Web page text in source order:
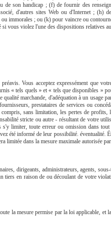
de son handicap ; (f) de fournir des
d'autres sites Web ou d'Internet ; (h)
immorales ; ou (k) pour vaincre ou
vous violez l'une des dispositions relatives
Vous acceptez expressément que
« tels quels » et « tels que disponibles »
marchande, d'adéquation à un usage
prestataires de services ou
sans limitation, les pertes de profits,
stricte ou autre - résultant de votre
limiter, toute erreur ou omission dans
été informé de leur possibilité. éventualité.
limitée dans la mesure maximale autorisée
dirigeants, administrateurs, agents,
tiers en raison de ou découlant de votre
la mesure permise par la loi applicable, et